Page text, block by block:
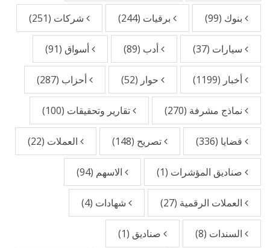
بنوك (99) برقيات (244) شركات (251)
سيارات (37) أدب (89) أسواق (91)
أخبار (1199) حوار (52) أحزاب (287)
نماذج مشرفة (270) تقارير وتحقيقات (100)
قضايا (336) تصريح (148) العملات (22)
صناديق المؤشرات (1) الاسهم (94)
العملات الرقمية (27) شهادات (4)
السندات (8) صناديق (1)